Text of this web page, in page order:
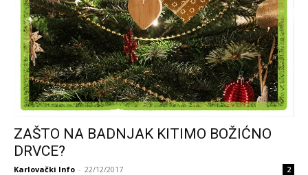
ZAŠTO NA BADNJAK KITIMO BOŽIĆNO
DRVCE?
Karlovački Info - 22/12/2017 2